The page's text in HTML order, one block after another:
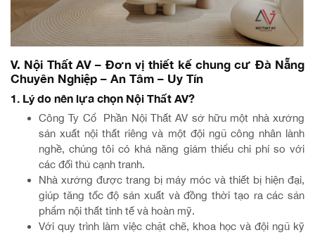
V. Nội Thất AV – Đơn vị thiết kế chung cư Đà Nẵng
Chuyên Nghiệp – An Tâm – Uy Tín
1. Lý do nên lựa chọn Nội Thất AV?
Công Ty Cổ Phần Nội Thất AV sở hữu một nhà xưởng
sản xuất nội thất riêng và một đội ngũ công nhân lành
nghề, chúng tôi có khả năng giảm thiểu chi phí so với
các đối thủ cạnh tranh.
Nhà xưởng được trang bị máy móc và thiết bị hiện đại,
giúp tăng tốc độ sản xuất và đồng thời tạo ra các sản
phẩm nội thất tinh tế và hoàn mỹ.
Với quy trình làm việc chặt chẽ, khoa học và đội ngũ kỹ